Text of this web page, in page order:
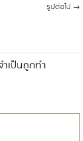
รูปต่อไป →
เป็นถูกทำ